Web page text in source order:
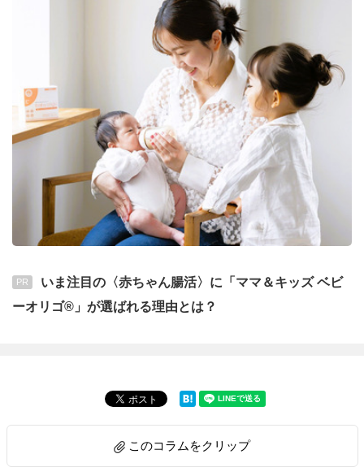
PR
いま注目の〈赤ちゃん腸活〉に「ママ＆キッズ ベビ
ーオリゴ®」が選ばれる理由とは？
このコラムをクリップ